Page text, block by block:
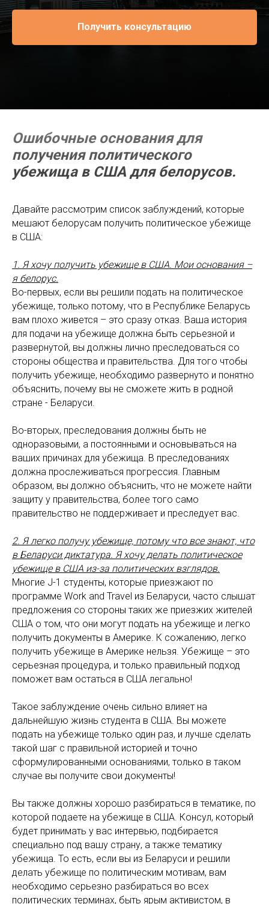
Получить консультацию
Ошибочныеоснования для
получения политического
убежища в США для белорусов.
Давайте рассмотрим список заблуждений, которые
мешают белорусам получить политическое убежище
в США:
1. Я хочу получить убежище в США. Мои основания –
я белорус.
Во-первых, если вы решили подать на политическое
убежище, только потому, что в Республике Беларусь
вам плохо живется – это сразу отказ. Ваша история
для подачи на убежище должна быть серьезной и
развернутой, вы должны лично преследоваться со
стороны общества и правительства. Для того чтобы
получить убежище, необходимо развернуто и понятно
объяснить, почему вы не сможете жить в родной
стране - Беларуси.
Во-вторых, преследования должны быть не
одноразовыми, а постоянными и основываться на
ваших причинах для убежища. В преследованиях
должна прослеживаться прогрессия. Главным
образом, вы должно объяснить, что не можете найти
защиту у правительства, более того само
правительство не поддерживает и преследует вас.
2. Я легко получу убежище, потому что все знают, что
в Беларуси диктатура. Я хочу делать политическое
убежище в США из-за политических взглядов.
Многие J-1 студенты, которые приезжают по
программе Work and Travel из Беларуси, часто слышат
предложения со стороны таких же приезжих жителей
США о том, что они могут подать на убежище и легко
получить документы в Америке. К сожалению, легко
получить убежище в Америке нельзя. Убежище – это
серьезная процедура, и только правильный подход
поможет вам остаться в США легально!
Такое заблуждение очень сильно влияет на
дальнейшую жизнь студента в США. Вы можете
подать на убежище только один раз, и лучше сделать
такой шаг с правильной историей и точно
сформулированными основаниями, только в таком
случае вы получите свои документы!
Вы также должны хорошо разбираться в тематике, по
которой подаете на убежище в США. Консул, который
будет принимать у вас интервью, подбирается
специально под вашу страну, а также тематику
убежища. То есть, если вы из Беларуси и решили
делать убежище по политическим мотивам, вам
необходимо серьезно разбираться во всех
политических терминах, быть ярым активистом, в